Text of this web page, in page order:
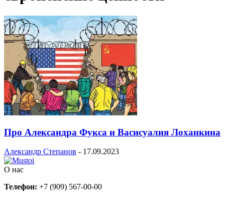
Про Александра Фукса и Васисуалия Лоханкина
Александр Степанов - 17.09.2023
О нас
Телефон: +7 (909) 567-00-00